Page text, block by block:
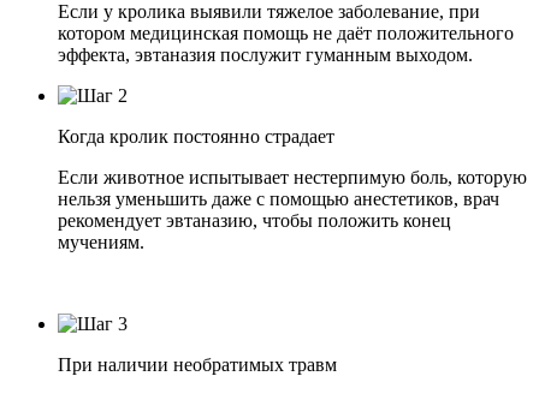
Если у кролика выявили тяжелое заболевание, при
котором медицинская помощь не даёт положительного
эффекта, эвтаназия послужит гуманным выходом.
Когда кролик постоянно страдает
Если животное испытывает нестерпимую боль, которую
нельзя уменьшить даже с помощью анестетиков, врач
рекомендует эвтаназию, чтобы положить конец
мучениям.
При наличии необратимых травм